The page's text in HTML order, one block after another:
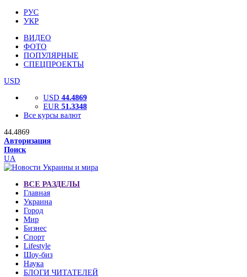
РУС
УКР
ВИДЕО
ФОТО
ПОПУЛЯРНЫЕ
СПЕЦПРОЕКТЫ
USD
USD 44.4869
EUR 51.3348
Все курсы валют
44.4869
Авторизация
Поиск
UA
ВСЕ РАЗДЕЛЫ
Главная
Украина
Город
Мир
Бизнес
Спорт
Lifestyle
Шоу-биз
Наука
БЛОГИ ЧИТАТЕЛЕЙ